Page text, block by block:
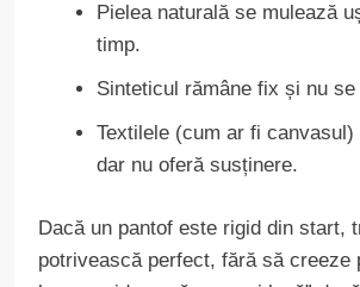
Pielea naturală se mulează
timp.
Sinteticul rămâne fix și nu se
Textilele (cum ar fi canvasul)
dar nu oferă susținere.
Dacă un pantof este rigid din start,
potrivească perfect, fără să creeze